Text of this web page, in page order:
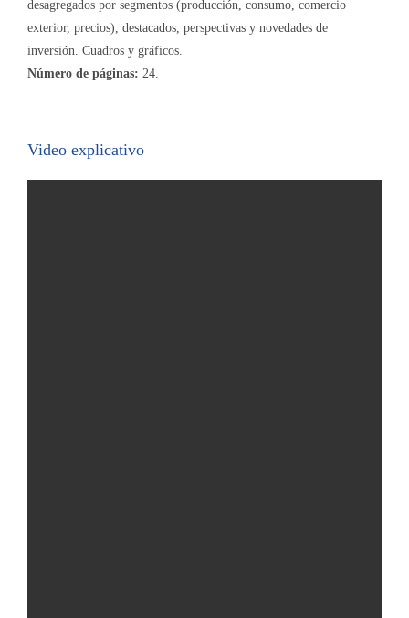
desagregados por segmentos (producción, consumo, comercio
exterior, precios), destacados, perspectivas y novedades de
inversión. Cuadros y gráficos.
Número de páginas: 24.
Video explicativo